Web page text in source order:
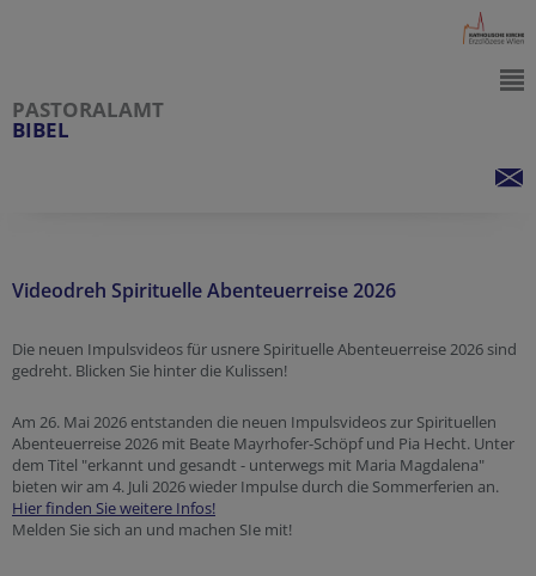
PASTORALAMT
BIBEL
Videodreh Spirituelle Abenteuerreise 2026
Die neuen Impulsvideos für usnere Spirituelle Abenteuerreise 2026 sind
gedreht. Blicken Sie hinter die Kulissen!
Am 26. Mai 2026 entstanden die neuen Impulsvideos zur Spirituellen
Abenteuerreise 2026 mit Beate Mayrhofer-Schöpf und Pia Hecht. Unter
dem Titel "erkannt und gesandt - unterwegs mit Maria Magdalena"
bieten wir am 4. Juli 2026 wieder Impulse durch die Sommerferien an.
Hier finden Sie weitere Infos!
Melden Sie sich an und machen SIe mit!